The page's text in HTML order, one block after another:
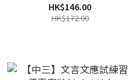
HK$146.00
HK$172.00